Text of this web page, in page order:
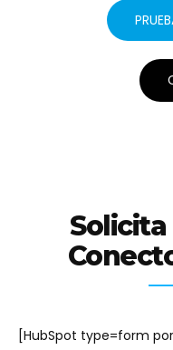
[HubSpot type=form